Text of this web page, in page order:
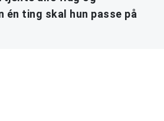
én ting skal hun passe på